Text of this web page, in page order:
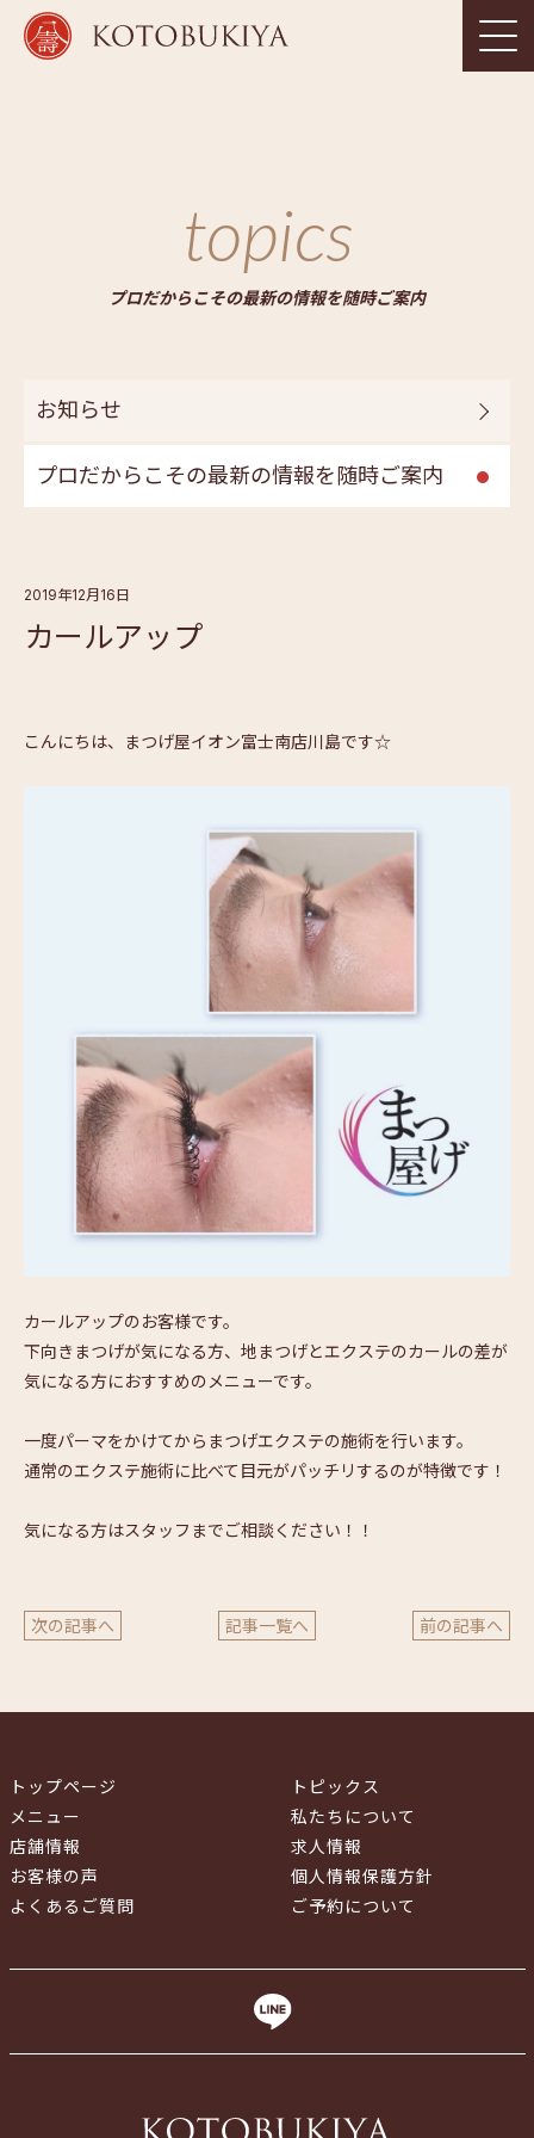
topics
プロだからこその最新の情報を随時ご案内
お知らせ
プロだからこその最新の情報を随時ご案内
2019年12月16日
カールアップ
こんにちは、まつげ屋イオン富士南店川島です☆
カールアップのお客様です。
下向きまつげが気になる方、地まつげとエクステのカールの差が
気になる方におすすめのメニューです。
一度パーマをかけてからまつげエクステの施術を行います。
通常のエクステ施術に比べて目元がパッチリするのが特徴です！
気になる方はスタッフまでご相談ください！！
次の記事へ 記事一覧へ 前の記事へ
トップページ
メニュー
店舗情報
お客様の声
よくあるご質問
トピックス
私たちについて
求人情報
個人情報保護方針
ご予約について